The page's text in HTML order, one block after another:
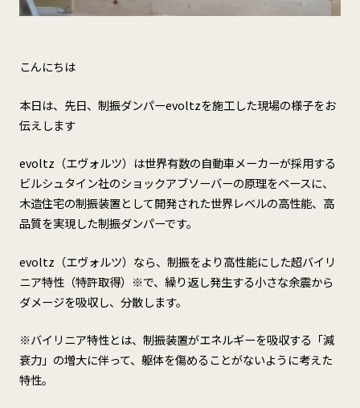
こんにちは
本日は、先日、制振ダンパーevoltzを施工した現場の様子をお
伝えします
evoltz（エヴォルツ）は世界有数の自動車メーカーが採用する
ビルシュタイン社のショックアブソーバーの原理をベースに、
木造住宅の制振装置として開発された世界レベルの高性能、高
品質を実現した制振ダンパーです。
evoltz（エヴォルツ）なら、制振をより高性能にした超バイリ
ニア特性（特許取得）※で、繰り返し発生する小さな余震から
ダメージを吸収し、分散します。
※バイリニア特性とは、制振装置がエネルギーを吸収する「減
衰力」の増大に伴って、躯体を傷めることがないように考えた
特性。